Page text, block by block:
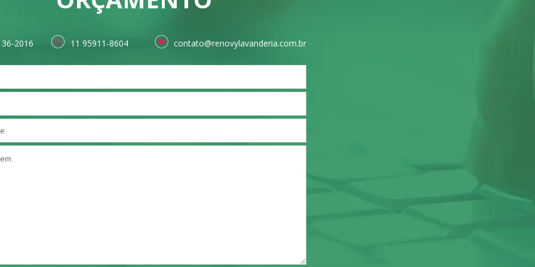
2016 11 95911-8604 contato@renovylavanderia.com.br